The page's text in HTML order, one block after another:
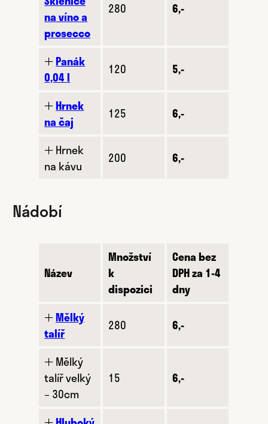
na víno a
prosecco
280 6,-
🞢Panák
0,04 l
120 5,-
🞢Hrnek
na čaj
125 6,-
🞢 Hrnek
na kávu
200 6,-
Nádobí
Název
Množství
k
dispozici
Cena bez
DPH za 1-4
dny
🞢Mělký
talíř
280 6,-
🞢 Mělký
talíř velký
– 30cm
15 6,-